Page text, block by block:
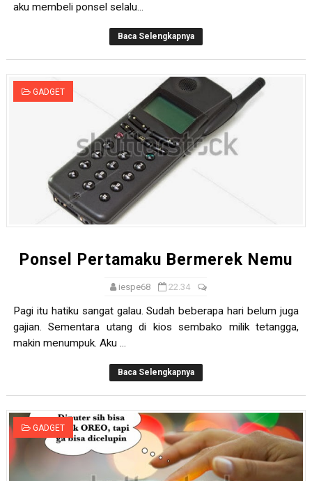
aku membeli ponsel selalu...
Baca Selengkapnya
GADGET
Ponsel Pertamaku Bermerek Nemu
iespe68 22.34
Pagi itu hatiku sangat galau. Sudah beberapa hari belum juga
gajian. Sementara utang di kios sembako milik tetangga,
makin menumpuk. Aku ...
Baca Selengkapnya
GADGET